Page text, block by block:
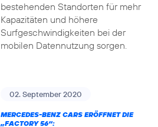
bestehenden Standorten für mehr
Kapazitäten und höhere
Surfgeschwindigkeiten bei der
mobilen Datennutzung sorgen.
02. September 2020
MERCEDES-BENZ CARS ERÖFFNET DIE
„FACTORY 56“: